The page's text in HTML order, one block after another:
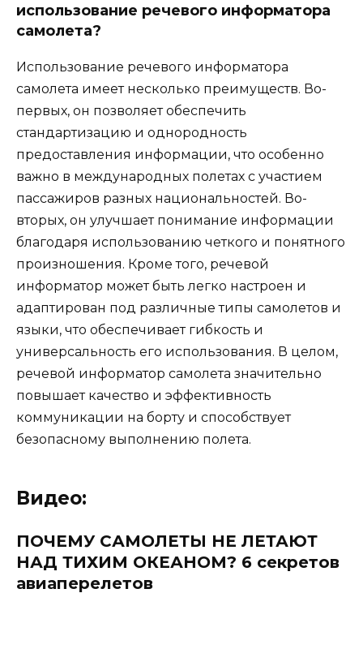
использование речевого информатора
самолета?
Использование речевого информатора
самолета имеет несколько преимуществ. Во-
первых, он позволяет обеспечить
стандартизацию и однородность
предоставления информации, что особенно
важно в международных полетах с участием
пассажиров разных национальностей. Во-
вторых, он улучшает понимание информации
благодаря использованию четкого и понятного
произношения. Кроме того, речевой
информатор может быть легко настроен и
адаптирован под различные типы самолетов и
языки, что обеспечивает гибкость и
универсальность его использования. В целом,
речевой информатор самолета значительно
повышает качество и эффективность
коммуникации на борту и способствует
безопасному выполнению полета.
Видео:
ПОЧЕМУ САМОЛЕТЫ НЕ ЛЕТАЮТ
НАД ТИХИМ ОКЕАНОМ? 6 секретов
авиаперелетов